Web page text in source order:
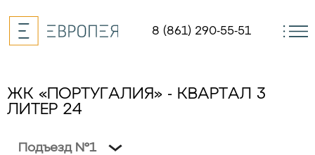
8 (861) 290-55-51
ЖК «ПОРТУГАЛИЯ» - КВАРТАЛ 3
ЛИТЕР 24